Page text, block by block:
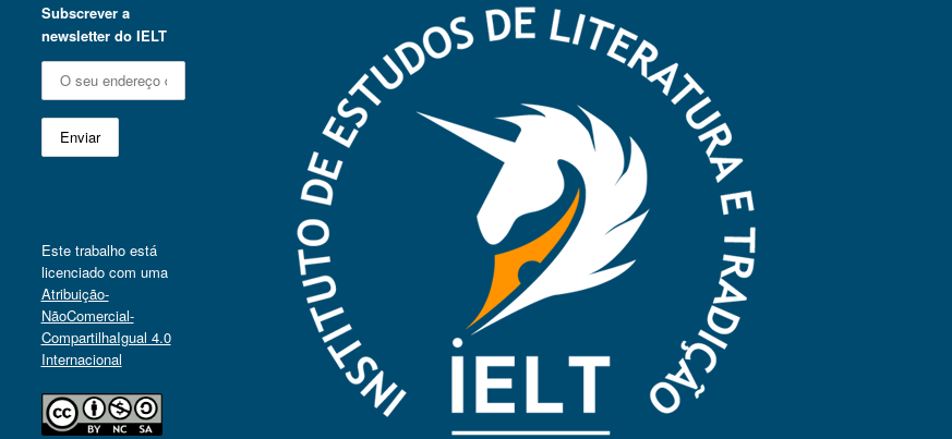
Subscrever a
newsletter do IELT
Este trabalho está
licenciado com uma
Atribuição-
NãoComercial-
CompartilhaIgual 4.0
Internacional